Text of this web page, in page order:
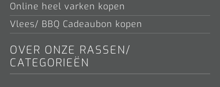
Online heel varken kopen
Vlees/ BBQ Cadeaubon kopen
OVER ONZE RASSEN/
CATEGORIEËN